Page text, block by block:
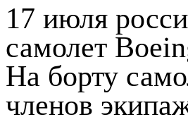
17 июля
самолет
На борту
членов